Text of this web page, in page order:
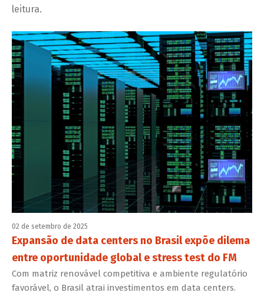
leitura.
02 de setembro de 2025
Expansão de data centers no Brasil expõe dilema
entre oportunidade global e stress test do FM
Com matriz renovável competitiva e ambiente regulatório
favorável, o Brasil atrai investimentos em data centers.